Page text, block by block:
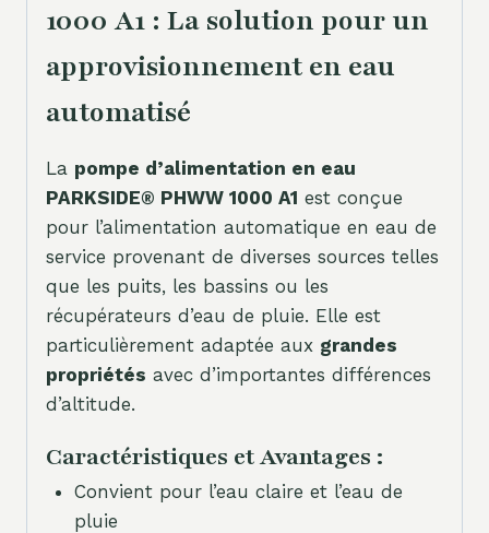
1000 A1 : La solution pour un
approvisionnement en eau
automatisé
La pompe d’alimentation en eau
PARKSIDE® PHWW 1000 A1 est conçue
pour l’alimentation automatique en eau de
service provenant de diverses sources telles
que les puits, les bassins ou les
récupérateurs d’eau de pluie. Elle est
particulièrement adaptée aux grandes
propriétés avec d’importantes différences
d’altitude.
Caractéristiques et Avantages :
Convient pour l’eau claire et l’eau de
pluie